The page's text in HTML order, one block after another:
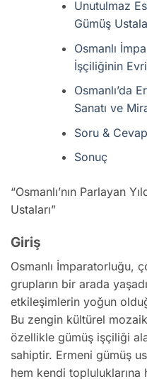
Unutulmaz
Gümüş
Osmanlı
İşçiliğinin
Osmanlı’da
Sanatı ve
Soru & Cevap
Sonuç
“Osmanlı’nın Parlayan
Ustaları”
Giriş
Osmanlı İmparatorluğu,
grupların bir arada
etkileşimlerin yoğun
Bu zengin kültürel
özellikle gümüş işçiliği
sahiptir. Ermeni gümüş
hem kendi